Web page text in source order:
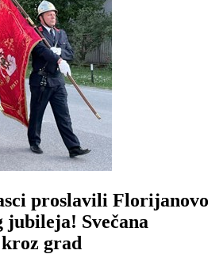
proslavili Florijanovo
jubileja! Svečana
grad